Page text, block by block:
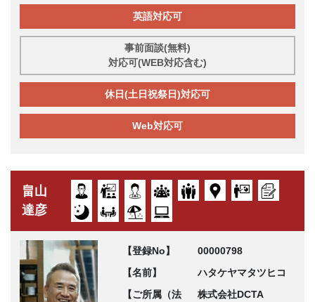
英語対応可
事前面談(無料)
対応可(WEB対応含む)
休日(土日祝祭日)対応可
Web対応可
畠山
達彦
【登録No】
00000798
【名前】
ハタケヤマタツヒコ
【ご所属（法
株式会社DCTA